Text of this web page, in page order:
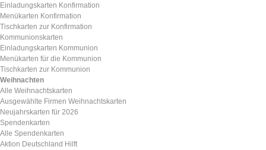
Einladungskarten Konfirmation
Menükarten Konfirmation
Tischkarten zur Konfirmation
Kommunionskarten
Einladungskarten Kommunion
Menükarten für die Kommunion
Tischkarten zur Kommunion
Weihnachten
Alle Weihnachtskarten
Ausgewählte Firmen Weihnachtskarten
Neujahrskarten für 2026
Spendenkarten
Alle Spendenkarten
Aktion Deutschland Hilft